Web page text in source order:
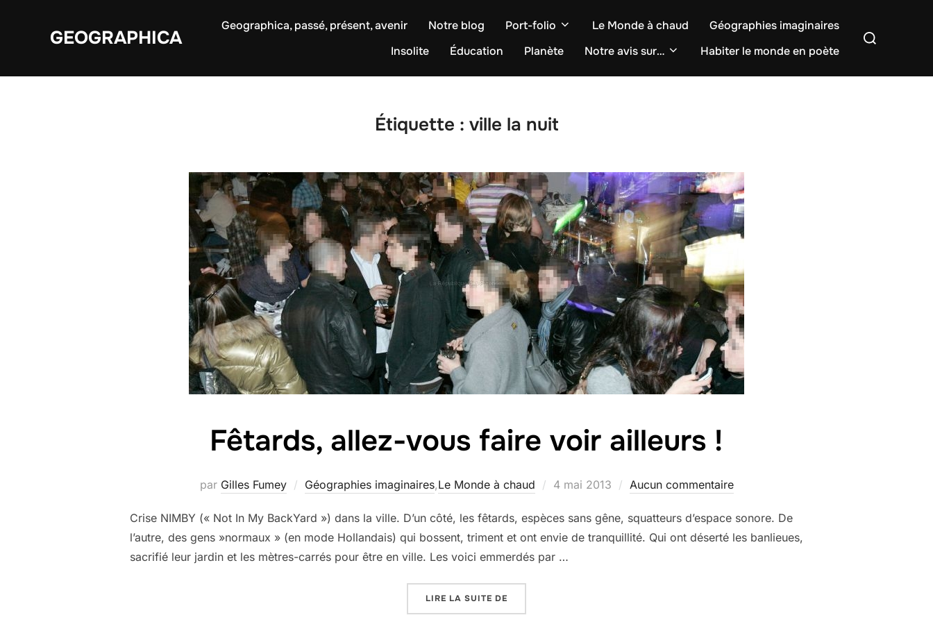
GEOGRAPHICA
Geographica, passé, présent, avenir Notre blog Port-folio Le Monde à chaud
Géographies imaginaires
Insolite
Éducation Planète Notre avis sur… Habiter le monde en poète
Rechercher :
Étiquette : ville la nuit
Fêtards, allez-vous faire voir ailleurs !
par Gilles Fumey Géographies imaginaires,Le Monde à chaud
Publié
4 mai 2013 Aucun commentaire
Crise NIMBY (« Not In My BackYard ») dans la ville. D’un côté, les fêtards, espèces sans gêne, squatteurs d’espace sonore. De
l’autre, des gens »normaux » (en mode Hollandais) qui bossent, triment et ont envie de tranquillité. Qui ont déserté les banlieues,
sacrifié leur jardin et les mètres-carrés pour être en ville. Les voici emmerdés par …
LIRE LA SUITE DE